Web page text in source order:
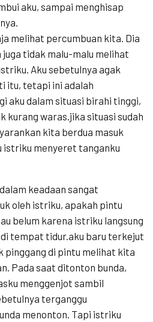
aku, sampai menghisap
melihat percumbuan kita. Dia
tidak malu-malu melihat
Aku sebetulnya agak
itu, tetapi ini adalah
aku dalam situasi birahi tinggi,
kurang waras.jika situasi sudah
kita berdua masuk
istriku menyeret tanganku
keadaan sangat
oleh istriku, apakah pintu
belum karena istriku langsung
tempat tidur.aku baru terkejut
pinggang di pintu melihat kita
Pada saat ditonton bunda,
menggenjot sambil
terganggu
menonton. Tapi istriku